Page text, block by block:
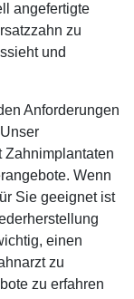
angefertigte
zu
und
Anforderungen
Zahnimplantaten
Wenn
Sie geeignet ist
einen
zu
zu erfahren